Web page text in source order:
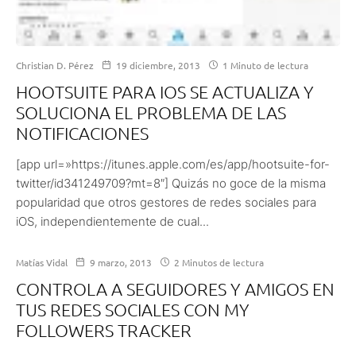
Christian D. Pérez 19 diciembre, 2013 1 Minuto de lectura
HOOTSUITE PARA IOS SE ACTUALIZA Y
SOLUCIONA EL PROBLEMA DE LAS
NOTIFICACIONES
[app url=»https://itunes.apple.com/es/app/hootsuite-for-
twitter/id341249709?mt=8″] Quizás no goce de la misma
popularidad que otros gestores de redes sociales para
iOS, independientemente de cual...
Matías Vidal 9 marzo, 2013 2 Minutos de lectura
CONTROLA A SEGUIDORES Y AMIGOS EN
TUS REDES SOCIALES CON MY
FOLLOWERS TRACKER